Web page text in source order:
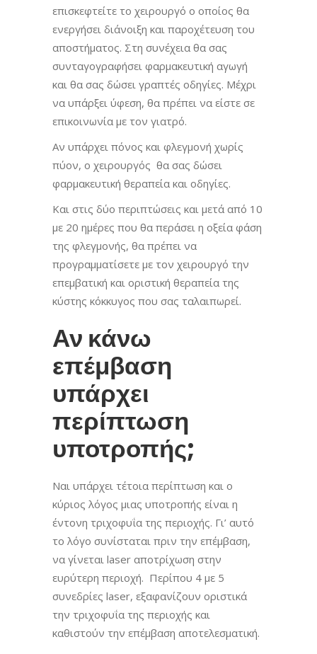
επισκεφτείτε το χειρουργό ο οποίος θα
ενεργήσει διάνοιξη και παροχέτευση του
αποστήματος. Στη συνέχεια θα σας
συνταγογραφήσει φαρμακευτική αγωγή
και θα σας δώσει γραπτές οδηγίες. Μέχρι
να υπάρξει ύφεση, θα πρέπει να είστε σε
επικοινωνία με τον γιατρό.
Αν υπάρχει πόνος και φλεγμονή χωρίς
πύον, ο χειρουργός θα σας δώσει
φαρμακευτική θεραπεία και οδηγίες.
​Και στις δύο περιπτώσεις και μετά από 10
με 20 ημέρες που θα περάσει η οξεία φάση
της φλεγμονής, θα πρέπει να
προγραμματίσετε με τον χειρουργό την
επεμβατική και οριστική θεραπεία της
κύστης κόκκυγος που σας ταλαιπωρεί.
Αν κάνω
επέμβαση
υπάρχει
περίπτωση
υποτροπής;
Ναι υπάρχει τέτοια περίπτωση και ο
κύριος λόγος μιας υποτροπής είναι η
έντονη τριχοφυΐα της περιοχής. Γι’ αυτό
το λόγο συνίσταται πριν την επέμβαση,
να γίνεται laser αποτρίχωση στην
ευρύτερη περιοχή. Περίπου 4 με 5
συνεδρίες laser, εξαφανίζουν οριστικά
την τριχοφυΐα της περιοχής και
καθιστούν την επέμβαση αποτελεσματική.